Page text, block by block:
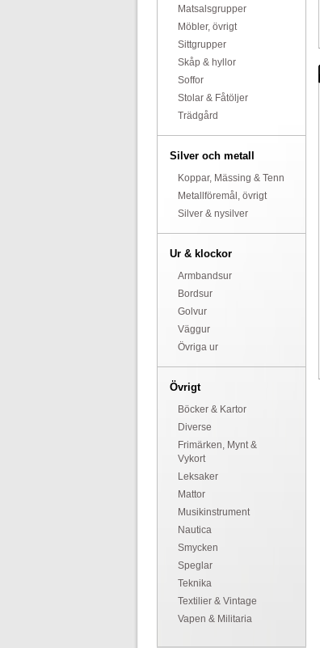
Matsalsgrupper
Möbler, övrigt
Sittgrupper
Skåp & hyllor
Soffor
Stolar & Fåtöljer
Trädgård
Silver och metall
Koppar, Mässing & Tenn
Metallföremål, övrigt
Silver & nysilver
Ur & klockor
Armbandsur
Bordsur
Golvur
Väggur
Övriga ur
Övrigt
Böcker & Kartor
Diverse
Frimärken, Mynt &
Vykort
Leksaker
Mattor
Musikinstrument
Nautica
Smycken
Speglar
Teknika
Textilier & Vintage
Vapen & Militaria